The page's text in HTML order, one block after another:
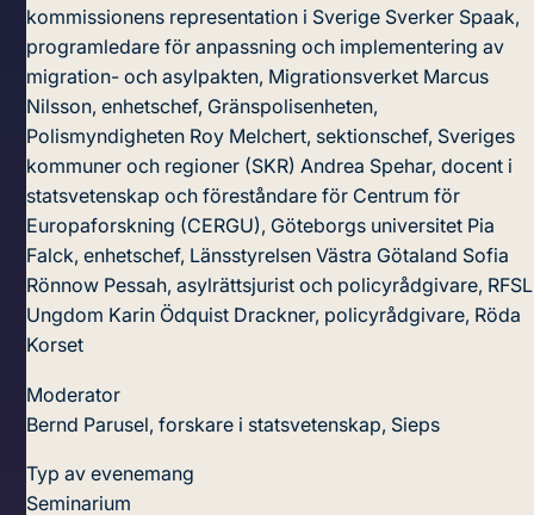
kommissionens representation i Sverige Sverker Spaak,
programledare för anpassning och implementering av
migration- och asylpakten, Migrationsverket Marcus
Nilsson, enhetschef, Gränspolisenheten,
Polismyndigheten Roy Melchert, sektionschef, Sveriges
kommuner och regioner (SKR) Andrea Spehar, docent i
statsvetenskap och föreståndare för Centrum för
Europaforskning (CERGU), Göteborgs universitet Pia
Falck, enhetschef, Länsstyrelsen Västra Götaland Sofia
Rönnow Pessah, asylrättsjurist och policyrådgivare, RFSL
Ungdom Karin Ödquist Drackner, policyrådgivare, Röda
Korset
Moderator
Bernd Parusel, forskare i statsvetenskap, Sieps
Typ av evenemang
Seminarium